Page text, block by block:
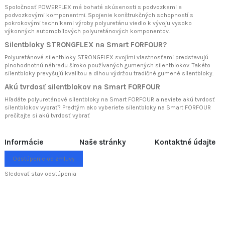
Spoločnosť POWERFLEX má bohaté skúsenosti s podvozkami a
podvozkovými komponentmi. Spojenie konštrukčných schopností s
pokrokovými technikami výroby polyuretánu viedlo k vývoju vysoko
výkonných automobilových polyuretánových komponentov.
Silentbloky STRONGFLEX na Smart FORFOUR?
Polyuretánové silentbloky STRONGFLEX svojími vlastnosťami predstavujú
plnohodnotnú náhradu široko používaných gumených silentblokov. Takéto
silentbloky prevyšujú kvalitou a dlhou výdržou tradičné gumené silentbloky.
Akú tvrdosť silentblokov na Smart FORFOUR
Hľadáte polyuretánové silentbloky na Smart FORFOUR a neviete akú tvrdosť
silentblokov vybrať? Predtým ako vyberiete silentbloky na Smart FORFOUR
prečítajte si akú tvrdosť vybrať
Informácie Naše stránky Kontaktné údajte
Odstúpenie od zmluvy
Sledovať stav odstúpenia